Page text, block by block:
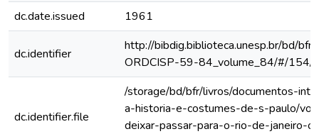
dc.date.issued
1961
dc.identifier
http://bibdig.biblioteca.unesp.br/bd/
ORDCISP-59-84_volume_84/#/154/
dc.identifier.file
/storage/bd/bfr/livros/documentos-
a-historia-e-costumes-de-s-paulo/
deixar-passar-para-o-rio-de-janeiro-